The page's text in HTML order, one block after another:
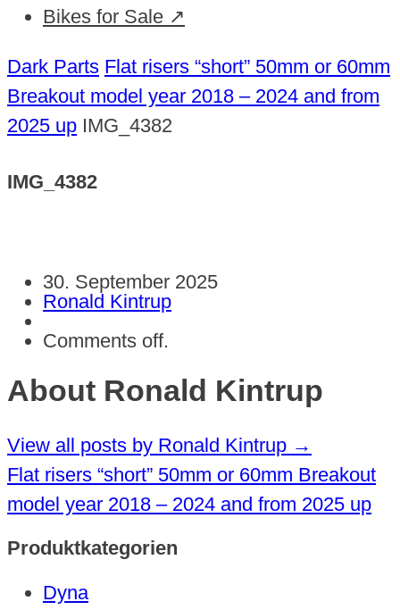
Bikes for Sale ↗
Dark Parts Flat risers “short” 50mm or 60mm
Breakout model year 2018 – 2024 and from
2025 up IMG_4382
IMG_4382
30. September 2025
Ronald Kintrup
Comments off.
About Ronald Kintrup
View all posts by Ronald Kintrup →
Flat risers “short” 50mm or 60mm Breakout
model year 2018 – 2024 and from 2025 up
Produktkategorien
Dyna